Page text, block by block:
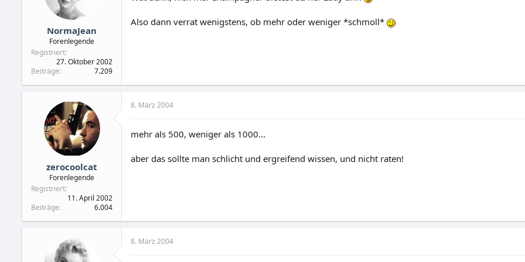
NormaJean
Forenlegende
Registriert
27. Oktober 2002
Beiträge
7.209
Also dann verrat wenigstens, ob mehr oder weniger *schmoll*
zerocoolcat
Forenlegende
Registriert
11. April 2002
Beiträge
6.004
8. März 2004
mehr als 500, weniger als 1000...
aber das sollte man schlicht und ergreifend wissen, und nicht raten!
8. März 2004